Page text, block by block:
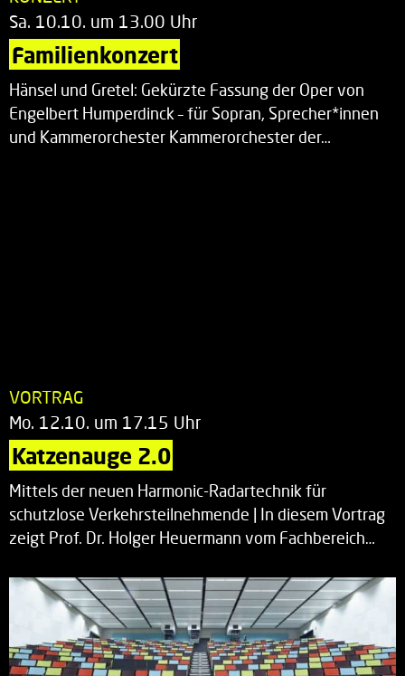
Sa. 10.10. um 13.00 Uhr
Familienkonzert
Hänsel und Gretel: Gekürzte Fassung der Oper von
Engelbert Humperdinck – für Sopran, Sprecher*innen
und Kammerorchester Kammerorchester der…
VORTRAG
Mo. 12.10. um 17.15 Uhr
Katzenauge 2.0
Mittels der neuen Harmonic-Radartechnik für
schutzlose Verkehrsteilnehmende | In diesem Vortrag
zeigt Prof. Dr. Holger Heuermann vom Fachbereich…